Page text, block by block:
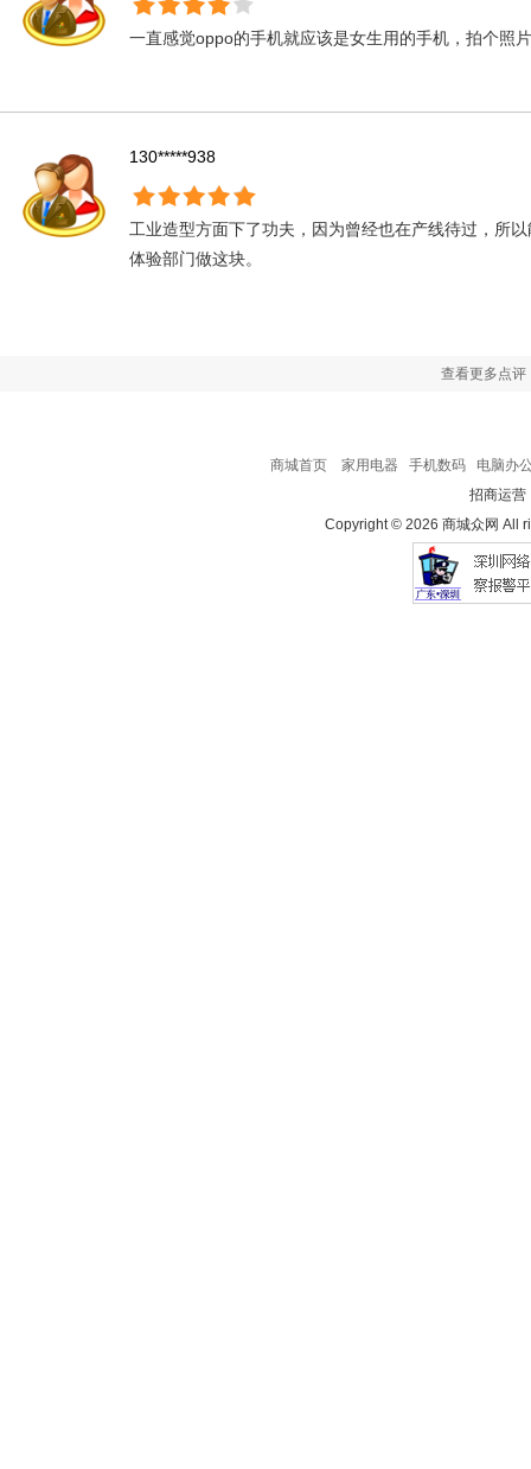
一直感觉oppo的手机就应该是女生用的手机，拍个照
130*****938
工业造型方面下了功夫，因为曾经也在产线待过，所
体验部门做这块。
查看更多点评
商城首页 家用电器 手机数码
电脑办
招商运营
Copyright © 2026 商城众网 All